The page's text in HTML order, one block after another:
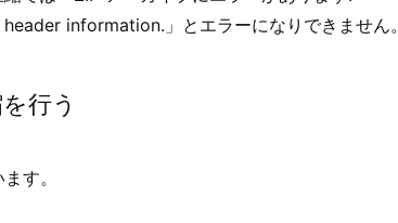
information.」とエラーになりできません。
行う
す。